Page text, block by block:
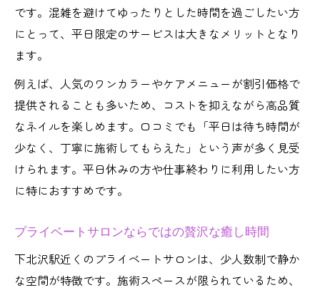
ネイルサロンで叶う自爪ケアと美爪育成法
平日限定クーポンで賢くサロンを利用する
リラックス重視ならプライベートサロンがおす
すめ
ネイルサロンで味わう極上のリラックス空
間
プライベートサロンでの静かな施術が人気
ネイルサロンなら自分だけの癒しを満喫で
丁寧なカウンセリングが選ばれる理由
平日利用で混雑を避けるネイルサロンの魅
力
です。混雑を避けてゆったりとした時間を過ごしたい方
にとって、平日限定のサービスは大きなメリットとなり
ます。
例えば、人気のワンカラーやケアメニューが割引価格で
提供されることも多いため、コストを抑えながら高品質
なネイルを楽しめます。口コミでも「平日は待ち時間が
少なく、丁寧に施術してもらえた」という声が多く見受
けられます。平日休みの方や仕事終わりに利用したい方
に特におすすめです。
プライベートサロンならではの贅沢な癒し時間
下北沢駅近くのプライベートサロンは、少人数制で静か
な空間が特徴です。施術スペースが限られているため、